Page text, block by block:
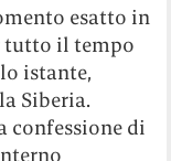
esatto in
tutto il tempo
istante,
Siberia.
confessione di